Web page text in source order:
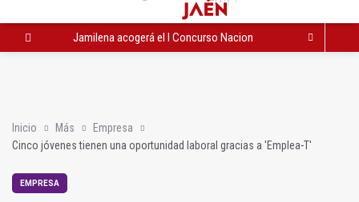
Jamilena acogerá el I Concurso Nacional de Trompa y Piano
Inicio Más
Empresa
Cinco jóvenes tienen una oportunidad laboral gracias a 'Emplea-T'
EMPRESA